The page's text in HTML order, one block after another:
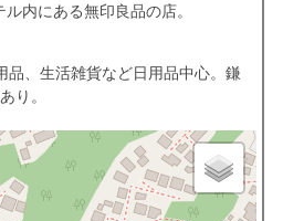
内にある無印良品の店。
品、生活雑貨など日用品中心。鎌
り。